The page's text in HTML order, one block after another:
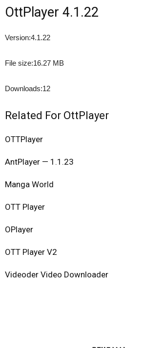
OttPlayer 4.1.22
Version:4.1.22
File size:16.27 MB
Downloads:12
Related For OttPlayer
OTTPlayer
AntPlayer — 1.1.23
Manga World
OTT Player
OPlayer
OTT Player V2
Videoder Video Downloader